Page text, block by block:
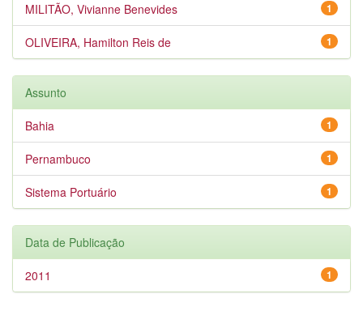
1
MILITÃO, Vivianne Benevides
1
OLIVEIRA, Hamilton Reis de
Assunto
1
Bahia
1
Pernambuco
1
Sistema Portuário
Data de Publicação
1
2011